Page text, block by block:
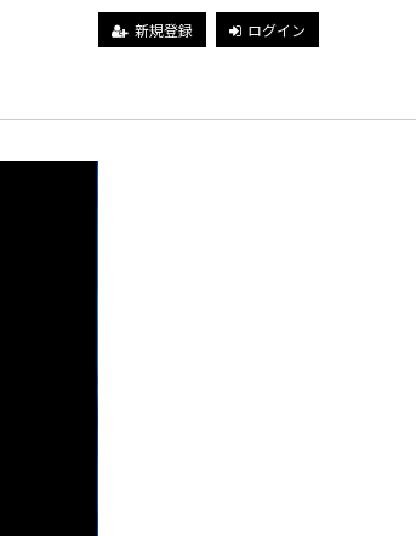
新規登録 ログイン